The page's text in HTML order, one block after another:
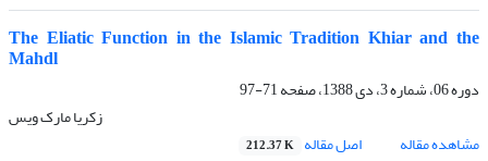
The Eliatic Function in the Islamic Tradition Khiar and the
Mahdl
دوره 06، شماره 3، دی 1388، صفحه
71-97
زکریا مارک ویس
مشاهده مقاله
اصل مقاله 212.37 K